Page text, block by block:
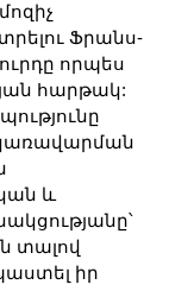
Ֆրանս-
որպես
հարթակ:
և
տալով
իր